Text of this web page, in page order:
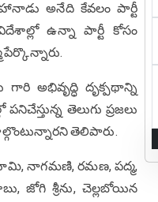
అనేది కేవలం పార్టీ
ఉన్నా పార్టీ కోసం
పేర్కొన్నారు.
అభివృద్ధి దృక్పథాన్ని
తెలుగు ప్రజలు
తెలిపారు.
నాగమణి, రమణ, పద్మ,
జోగి శ్రీను, చెల్లబోయిన